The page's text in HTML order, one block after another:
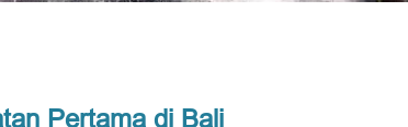
Pertama di Bali